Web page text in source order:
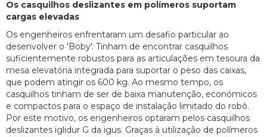
Os casquilhos deslizantes em polímeros suportam
cargas elevadas
Os engenheiros enfrentaram um desafio particular ao
desenvolver o 'Boby'. Tinham de encontrar casquilhos
suficientemente robustos para as articulações em tesoura da
mesa elevatória integrada para suportar o peso das caixas,
que podem atingir os 600 kg. Ao mesmo tempo, os
casquilhos tinham de ser de baixa manutenção, económicos
e compactos para o espaço de instalação limitado do robô.
Por este motivo, os engenheiros optaram pelos casquilhos
deslizantes iglidur G da igus. Graças à utilização de polímeros